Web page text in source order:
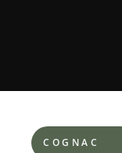
COGNAC